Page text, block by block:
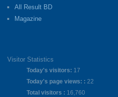
All Result BD
Magazine
Visitor Statistics
Today's visitors: 17
Today's page views: : 22
Total visitors : 16,760